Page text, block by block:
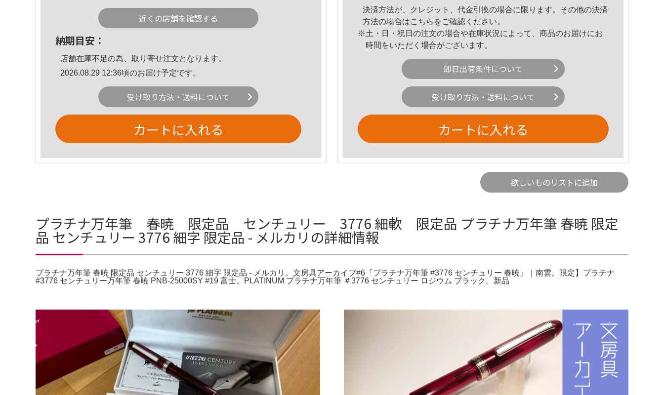
近くの店舗を確認する
納期目安：
店舗在庫不足の為、取り寄せ注文となります。
2026.08.29 12:36頃のお届け予定です。
受け取り方法・送料について
カートに入れる
決済方法が、クレジット、代金引換の場合に限ります。その他の決済
方法の場合はこちら をご確認ください。
※土・日・祝日の注文の場合や在庫状況によって、商品のお届けにお
時間をいただく場合がございます。
即日出荷条件について
受け取り方法・送料について
カートに入れる
欲しいものリストに追加
プラチナ万年筆 春暁 限定品 センチュリー 3776 細軟 限定品 プラチナ万年筆 春暁 限定
品 センチュリー 3776 細字 限定品 - メルカリの詳細情報
プラチナ万年筆 春暁 限定品 センチュリー 3776 細字 限定品 - メルカリ。文房具アーカイブ#6『プラチナ万年筆 #3776 センチュリー 春暁』｜南雲。限定】プラチナ
#3776 センチュリー万年筆 春暁 PNB-25000SY #19 富士。PLATINUM プラチナ万年筆 ＃3776 センチュリー ロジウム ブラック。新品